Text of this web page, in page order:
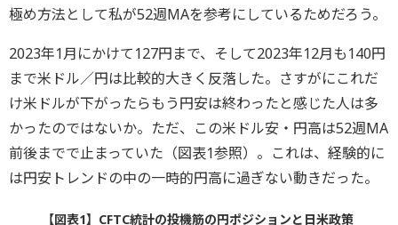
極め方法として私が52週MAを参考にしているためだろう。
2023年1月にかけて127円まで、そして2023年12月も140円
まで米ドル／円は比較的大きく反落した。さすがにこれだ
け米ドルが下がったらもう円安は終わったと感じた人は多
かったのではないか。ただ、この米ドル安・円高は52週MA
前後までで止まっていた（図表1参照）。これは、経験的に
は円安トレンドの中の一時的円高に過ぎない動きだった。
【図表1】CFTC統計の投機筋の円ポジションと日米政策